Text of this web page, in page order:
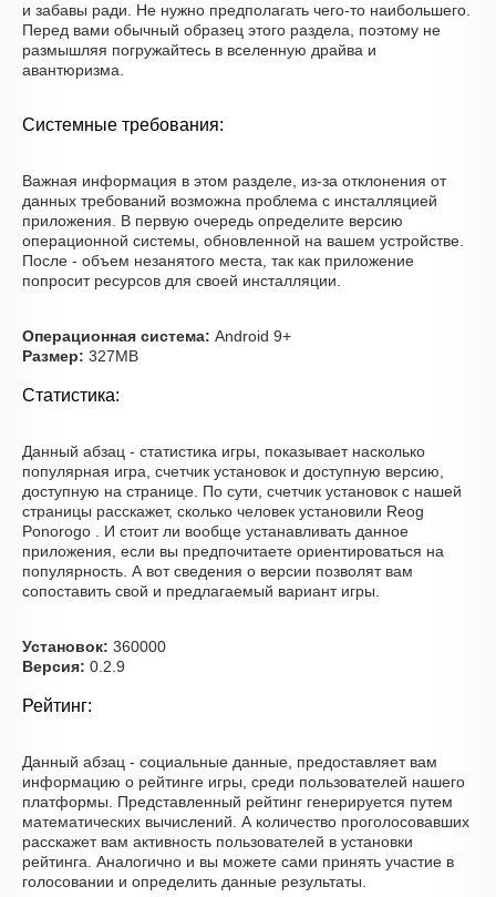
и забавы ради. Не нужно предполагать чего-то наибольшего.
Перед вами обычный образец этого раздела, поэтому не
размышляя погружайтесь в вселенную драйва и
авантюризма.
Системные требования:
Важная информация в этом разделе, из-за отклонения от
данных требований возможна проблема с инсталляцией
приложения. В первую очередь определите версию
операционной системы, обновленной на вашем устройстве.
После - объем незанятого места, так как приложение
попросит ресурсов для своей инсталляции.
Операционная система: Android 9+
Размер: 327MB
Статистика:
Данный абзац - статистика игры, показывает насколько
популярная игра, счетчик установок и доступную версию,
доступную на странице. По сути, счетчик установок с нашей
страницы расскажет, сколько человек установили Reog
Ponorogo . И стоит ли вообще устанавливать данное
приложения, если вы предпочитаете ориентироваться на
популярность. А вот сведения о версии позволят вам
сопоставить свой и предлагаемый вариант игры.
Установок: 360000
Версия: 0.2.9
Рейтинг:
Данный абзац - социальные данные, предоставляет вам
информацию о рейтинге игры, среди пользователей нашего
платформы. Представленный рейтинг генерируется путем
математических вычислений. А количество проголосовавших
расскажет вам активность пользователей в установки
рейтинга. Аналогично и вы можете сами принять участие в
голосовании и определить данные результаты.